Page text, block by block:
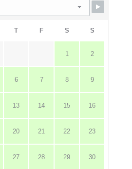
T F S S
1 2
6 7 8 9
13 14 15 16
20 21 22 23
27 28 29 30